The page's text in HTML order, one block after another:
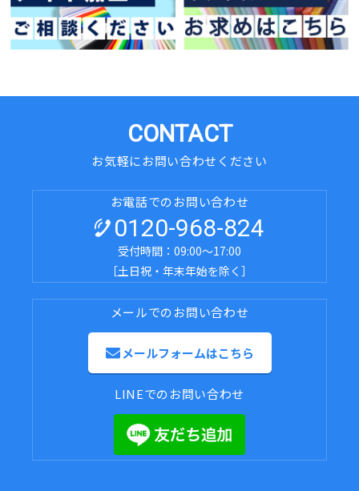
CONTACT
お気軽にお問い合わせください
お電話でのお問い合わせ
0120-968-824
受付時間：09:00～17:00
［土日祝・年末年始を除く］
メールでのお問い合わせ
メールフォームはこちら
LINEでのお問い合わせ